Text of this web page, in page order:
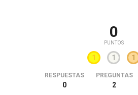
0
PUNTOS
1 1 1
RESPUESTAS
0
PREGUNTAS
2